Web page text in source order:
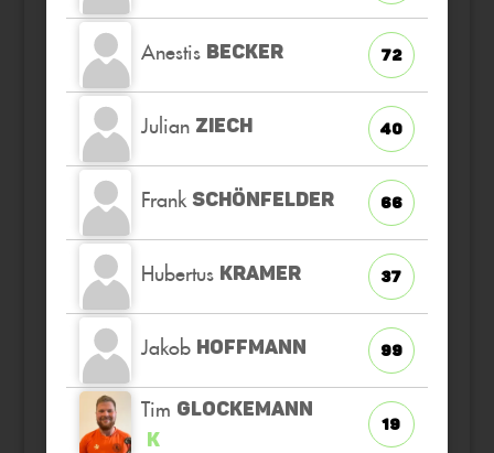
Anestis BECKER 72
Julian ZIECH 40
Frank SCHÖNFELDER 66
Hubertus KRAMER 37
Jakob HOFFMANN 99
Tim GLOCKEMANN
K
19